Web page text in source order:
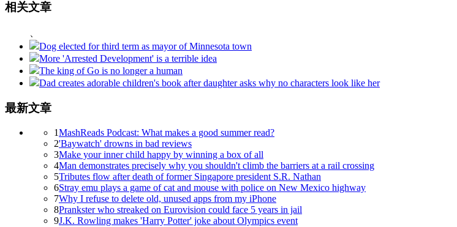
相关文章
Dog elected for third term as mayor of Minnesota town
More 'Arrested Development' is a terrible idea
The king of Go is no longer a human
Dad creates adorable children's book after daughter asks why no characters look like her
最新文章
1MashReads Podcast: What makes a good summer read?
2'Baywatch' drowns in bad reviews
3Make your inner child happy by winning a box of all
4Man demonstrates precisely why you shouldn't climb the barriers at a rail crossing
5Tributes flow after death of former Singapore president S.R. Nathan
6Stray emu plays a game of cat and mouse with police on New Mexico highway
7Why I refuse to delete old, unused apps from my iPhone
8Prankster who streaked on Eurovision could face 5 years in jail
9J.K. Rowling makes 'Harry Potter' joke about Olympics event